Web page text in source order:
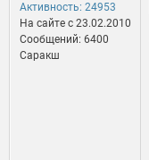
Активность: 24953
На сайте c 23.02.2010
Сообщений: 6400
Саракш